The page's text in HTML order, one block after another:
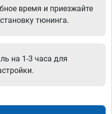
время и приезжайте
тюнинга.
на 1-3 часа для